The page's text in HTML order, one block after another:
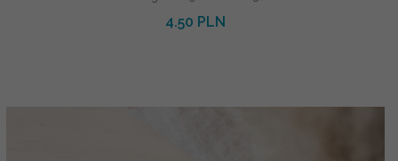
4.50 PLN